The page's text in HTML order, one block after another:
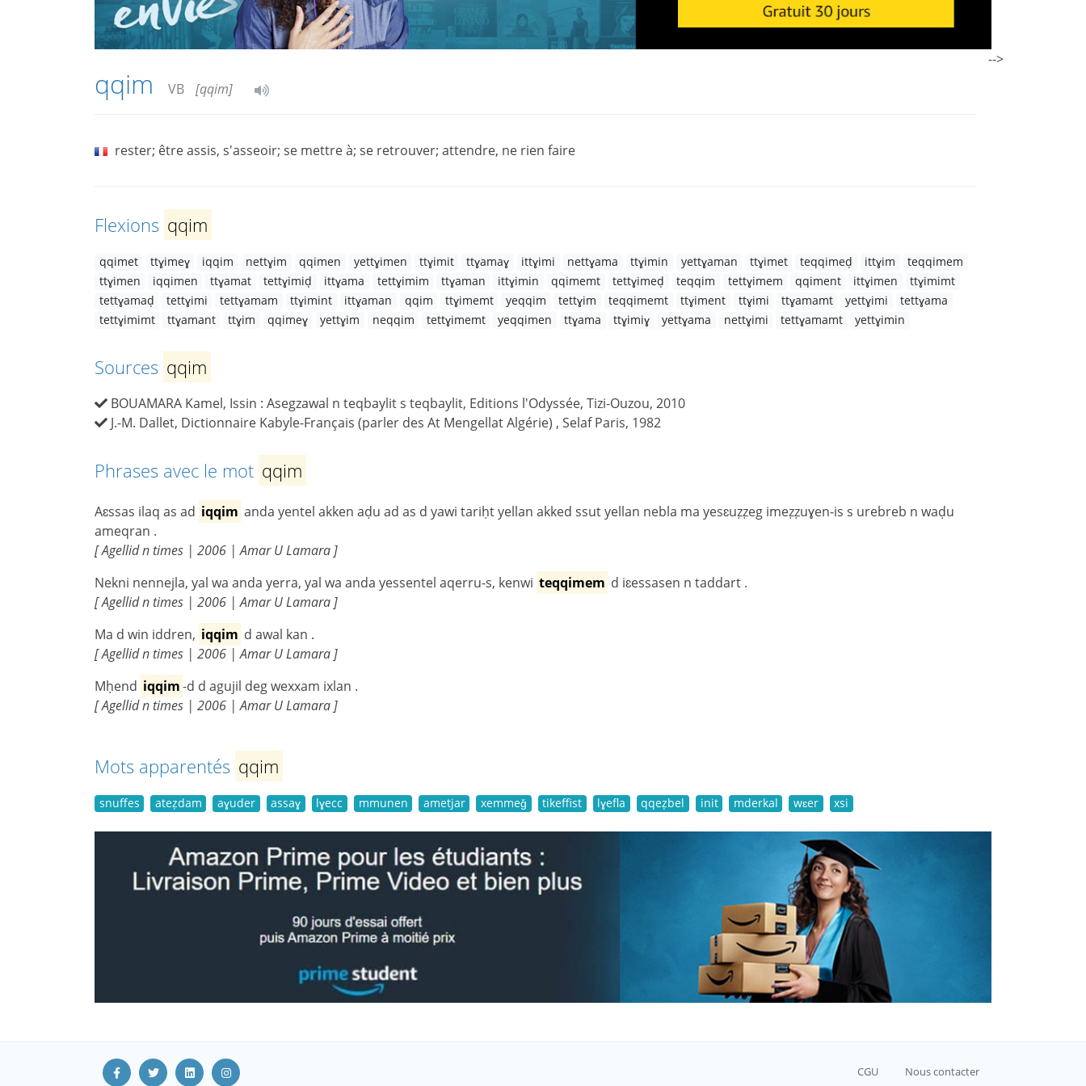
qqim VB [qqim]
rester; être assis, s'asseoir; se mettre à; se retrouver; attendre, ne rien faire
Flexions qqim
qqimet ttɣimeɣ iqqim nettɣim qqimen yettɣimen ttɣimit ttɣamaɣ ittɣimi nettɣama ttɣimin yettɣaman ttɣimet teqqimeḍ ittɣim
teqqimem
ttɣimen
iqqimen ttɣamat tettɣimiḍ ittɣama tettɣimim ttɣaman ittɣimin qqimemt tettɣimeḍ teqqim tettɣimem qqiment ittɣimen
ttɣimimt
tettɣamaḍ
tettɣimi tettɣamam ttɣimint ittɣaman qqim ttɣimemt yeqqim tettɣim teqqimemt ttɣiment ttɣimi ttɣamamt yettɣimi
tettɣama
tettɣimimt
ttɣamant ttɣim qqimeɣ yettɣim neqqim tettɣimemt yeqqimen ttɣama ttɣimiɣ yettɣama nettɣimi tettɣamamt yettɣimin
Sources qqim
BOUAMARA Kamel, Issin : Asegzawal n teqbaylit s teqbaylit, Editions l'Odyssée, Tizi-Ouzou, 2010
J.-M. Dallet, Dictionnaire Kabyle-Français (parler des At Mengellat Algérie) , Selaf Paris, 1982
Phrases avec le mot qqim
Aɛssas ilaq as ad iqqim anda yentel akken aḍu ad as d yawi tariḥt yellan akked ssut yellan nebla ma yesɛuẓẓeg imeẓẓuɣen-is s urebreb n waḍu
ameqran .
[ Agellid n times | 2006 | Amar U Lamara ]
Nekni nennejla, yal wa anda yerra, yal wa anda yessentel aqerru-s, kenwi teqqimem d iɛessasen n taddart .
[ Agellid n times | 2006 | Amar U Lamara ]
Ma d win iddren, iqqim d awal kan .
[ Agellid n times | 2006 | Amar U Lamara ]
Mḥend iqqim-d d agujil deg wexxam ixlan .
[ Agellid n times | 2006 | Amar U Lamara ]
Mots apparentés qqim
snuffes ateẓdam aɣuder assaɣ lɣecc mmunen ametjar xemmeǧ tikeffist lɣefla qqeẓbel init mderkal wɛer xsi
-->
CGU Nous contacter